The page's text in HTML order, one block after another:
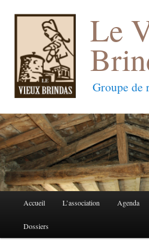
Le
Groupe de
Aller
au
Aller
au
Accueil L’association Agenda
Dossiers